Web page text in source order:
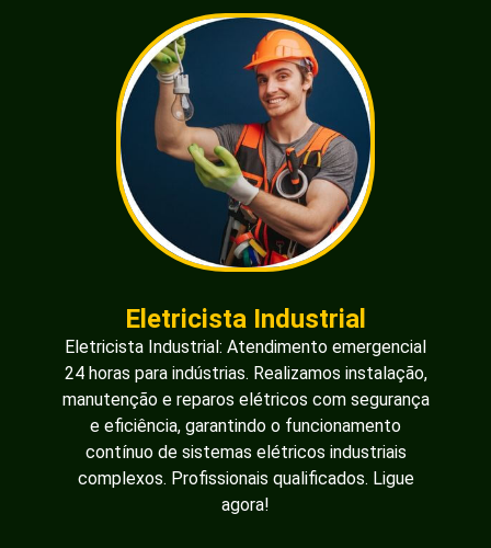
Eletricista Industrial
Eletricista Industrial: Atendimento emergencial
24 horas para indústrias. Realizamos instalação,
manutenção e reparos elétricos com segurança
e eficiência, garantindo o funcionamento
contínuo de sistemas elétricos industriais
complexos. Profissionais qualificados. Ligue
agora!